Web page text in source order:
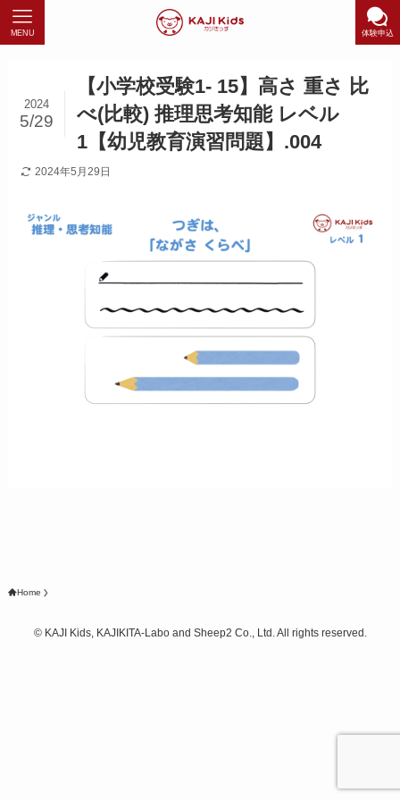
体験申込
MENU
【小学校受験1- 15】高さ 重さ 比
べ(比較) 推理思考知能 レベル
1【幼児教育演習問題】.004
2024
5/29
2024年5月29日
Home
©KAJI Kids, KAJIKITA-Labo and Sheep2 Co., Ltd. All rights reserved.